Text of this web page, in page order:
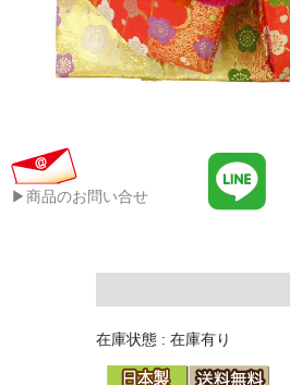
▶商品のお問い合せ
在庫状態 : 在庫有り